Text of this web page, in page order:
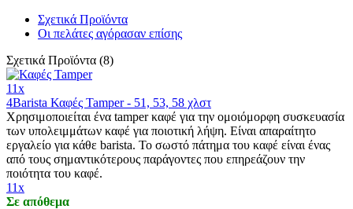
Σχετικά Προϊόντα
Οι πελάτες αγόρασαν επίσης
Σχετικά Προϊόντα (8)
11x
4Barista Καφές Tamper - 51, 53, 58 χλστ
Χρησιμοποιείται ένα tamper καφέ για την ομοιόμορφη συσκευασία
των υπολειμμάτων καφέ για ποιοτική λήψη. Είναι απαραίτητο
εργαλείο για κάθε barista. Το σωστό πάτημα του καφέ είναι ένας
από τους σημαντικότερους παράγοντες που επηρεάζουν την
ποιότητα του καφέ.
11x
Σε απόθεμα